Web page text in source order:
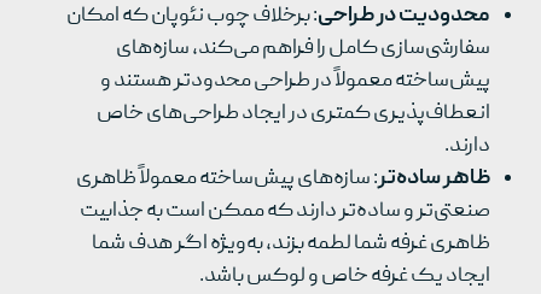
محدودیت در طراحی: برخلاف چوب نئوپان که امکان
سفارشی‌سازی کامل را فراهم می‌کند، سازه‌های
پیش‌ساخته معمولاً در طراحی محدودتر هستند و
انعطاف‌پذیری کمتری در ایجاد طراحی‌های خاص
دارند.
ظاهر ساده‌تر: سازه‌های پیش‌ساخته معمولاً ظاهری
صنعتی‌تر و ساده‌تر دارند که ممکن است به جذابیت
ظاهری غرفه شما لطمه بزند، به‌ویژه اگر هدف شما
ایجاد یک غرفه خاص و لوکس باشد.